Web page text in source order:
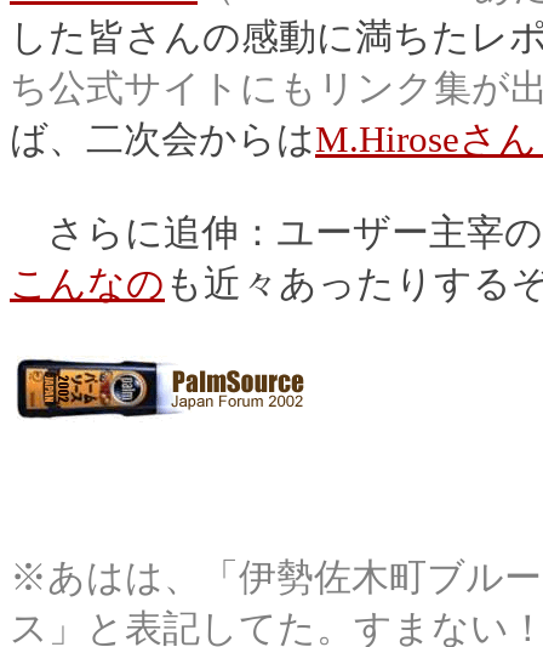
した皆さんの感動に満ちたレ
ち公式サイトにもリンク集が
ば、二次会からはM.Hiroseさ
さらに追伸：ユーザー主宰
こんなの も近々あったりする
※あはは、「伊勢佐木町ブル
ス」と表記してた。すまない